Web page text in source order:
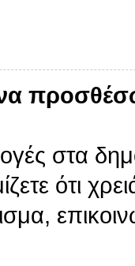
στα
ότι